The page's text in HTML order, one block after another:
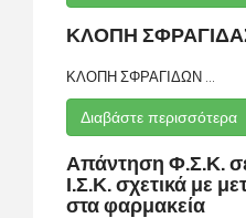
ΚΛΟΠΗ
ΚΛΟΠΗ ΣΦΡΑΓΙΔΩΝ ...
Διαβάστε περισσότερα
Απάντηση Φ.Σ.Κ.
Ι.Σ.Κ. σχετικά με
στα φαρμακεία